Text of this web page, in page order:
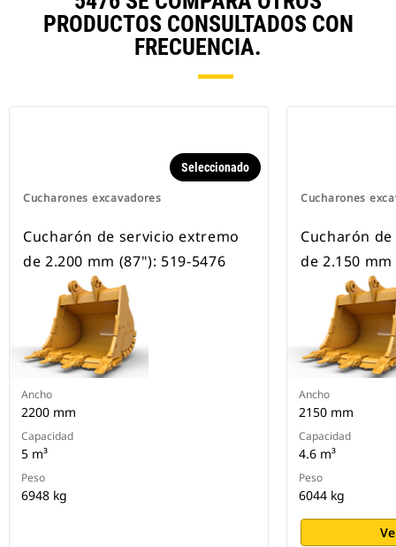
PRODUCTOS CONSULTADOS CON
FRECUENCIA.
Cucharones excavadores
Seleccionado
Cucharón de servicio extremo
de 2.200 mm (87"): 519-5476
Ancho
2200 mm
Capacidad
5 m³
Peso
6948 kg
Cucharones
Cucharón
de 2.150
Ancho
2150 mm
Capacidad
4.6 m³
Peso
6044 kg